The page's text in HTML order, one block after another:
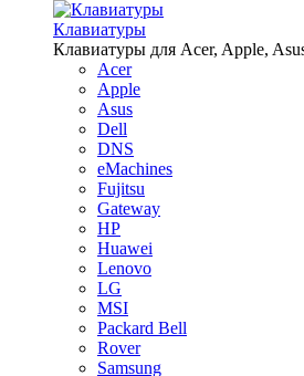
Клавиатуры
Клавиатуры для Acer, Apple,
Acer
Apple
Asus
Dell
DNS
eMachines
Fujitsu
Gateway
HP
Huawei
Lenovo
LG
MSI
Packard Bell
Rover
Samsung